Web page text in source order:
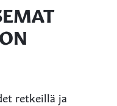
retkeillä ja